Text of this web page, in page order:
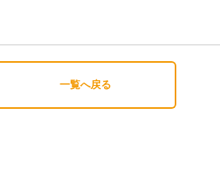
一覧へ戻る